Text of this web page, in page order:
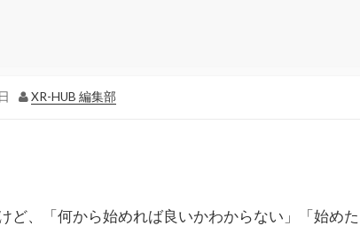
XR-HUB 編集部
ど、「何から始めれば良いかわからない」「始め